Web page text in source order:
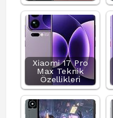
Xiaomi 17 Pro
Max Teknik
Özellikleri